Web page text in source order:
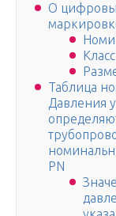
О
Таблица
Давления
PN